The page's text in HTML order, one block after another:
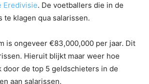
Eredivisie. De voetballers die in de
klagen qua salarissen.
is ongeveer €83,000,000 per jaar. Dit
Hieruit blijkt maar weer hoe
de top 5 geldschieters in de
aan salarissen.